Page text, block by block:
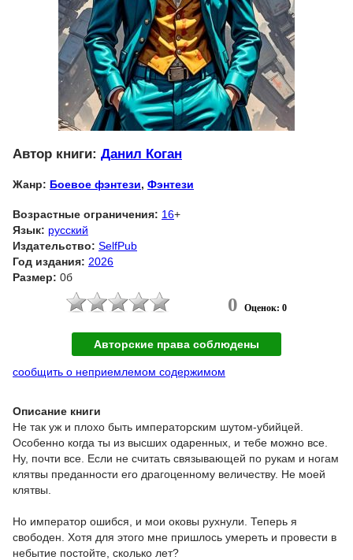
Автор книги: Данил Коган
Жанр: Боевое фэнтези, Фэнтези
Возрастные ограничения: 16+
Язык: русский
Издательство: SelfPub
Год издания: 2026
Размер: 0б
0 Оценок: 0
Авторские права соблюдены
сообщить о неприемлемом содержимом
Описание книги
Не так уж и плохо быть императорским шутом-убийцей.
Особенно когда ты из высших одаренных, и тебе можно все.
Ну, почти все. Если не считать связывающей по рукам и ногам
клятвы преданности его драгоценному величеству. Не моей
клятвы.
Но император ошибся, и мои оковы рухнули. Теперь я
свободен. Хотя для этого мне пришлось умереть и провести в
небытие постойте, сколько лет?